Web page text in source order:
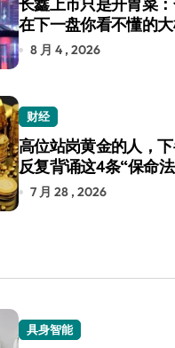
在下一盘你看不懂的
8 月 4 , 2026
财经
高位站岗黄金的人，
反复背诵这4条“保命
7 月 28 , 2026
具身智能